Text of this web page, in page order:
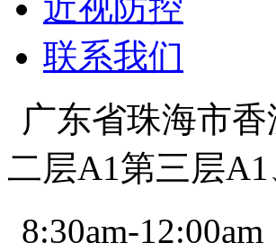
近视防控
联系我们
广东省珠海市
二层A1第三层A1
8:30am-